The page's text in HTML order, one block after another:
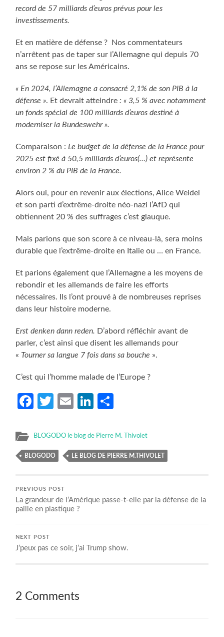
record de 57 milliards d’euros prévus pour les
investissements.
Et en matière de défense ? Nos commentateurs
n’arrêtent pas de taper sur l’Allemagne qui depuis 70
ans se repose sur les Américains.
« En 2024, l’Allemagne a consacré 2,1% de son PIB à la
défense ». Et devrait atteindre : « 3,5 % avec notamment
un fonds spécial de 100 milliards d’euros destiné à
moderniser la Bundeswehr ».
Comparaison : Le budget de la défense de la France pour
2025 est fixé à 50,5 milliards d’euros(…) et représente
environ 2 % du PIB de la France.
Alors oui, pour en revenir aux élections, Alice Weidel
et son parti d’extrême-droite néo-nazi l’AfD qui
obtiennent 20 % des suffrages c’est glauque.
Mais parions que son score à ce niveau-là, sera moins
durable que l’extrême-droite en Italie ou … en France.
Et parions également que l’Allemagne a les moyens de
rebondir et les allemands de faire les efforts
nécessaires. Ils l’ont prouvé à de nombreuses reprises
dans leur histoire moderne.
Erst denken dann reden. D’abord réfléchir avant de
parler, c’est ainsi que disent les allemands pour
« Tourner sa langue 7 fois dans sa bouche ».
C’est qui l’homme malade de l’Europe ?
Facebook
Twitter
EmailLinkedIn
BLOGODO le blog de Pierre M. Thivolet
BLOGODO LE BLOG DE PIERRE M.THIVOLET
PREVIOUS POST
La grandeur de l’Amérique passe-t-elle par la défense de la
paille en plastique ?
NEXT POST
J’peux pas ce soir, j’ai Trump show.
2 Comments